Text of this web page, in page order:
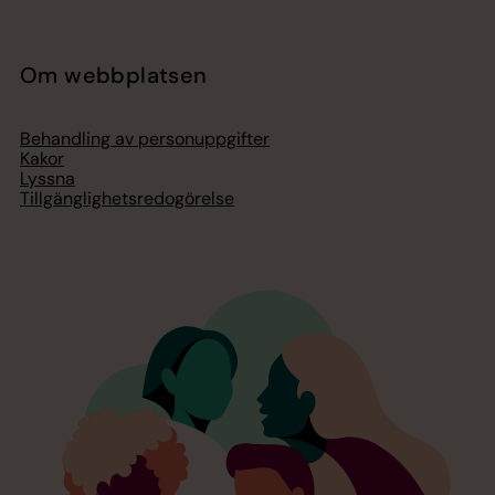
Om webbplatsen
Behandling av personuppgifter
Kakor
Lyssna
Tillgänglighetsredogörelse